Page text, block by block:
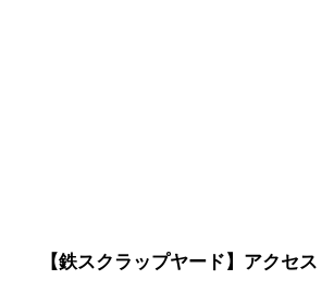
【鉄スクラップヤード】アクセス